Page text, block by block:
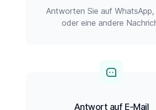
Antworten Sie auf WhatsApp,
oder eine andere
Antwort auf E-Mail